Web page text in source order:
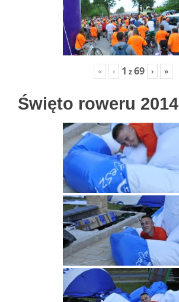
« ‹ 1 z69 › »
Święto roweru 2014